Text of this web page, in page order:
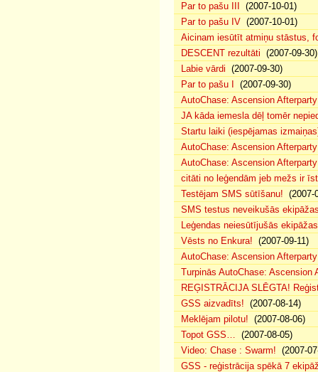
Par to pašu III
(2007-10-01)
Par to pašu IV (2007-10-01)
Aicinam iesūtīt atmiņu stāstus,
DESCENT rezultāti (2007-09-30)
Labie vārdi (2007-09-30)
Par to pašu I
(2007-09-30)
AutoChase: Ascension
JA kāda iemesla dēļ tomēr
Startu laiki (iespējamas
AutoChase: Ascension
AutoChase: Ascension
citāti no leģendām jeb mežs ir
Testējam SMS sūtīšanu! (2007-
SMS testus neveikušās
Leģendas neiesūtījušās ekipāžas
Vēsts no Enkura! (2007-09-11)
AutoChase: Ascension
Turpinās AutoChase: Ascension
REĢISTRĀCIJA SLĒGTA!
GSS aizvadīts! (2007-08-14)
Meklējam pilotu! (2007-08-06)
Topot GSS… (2007-08-05)
Video: Chase : Swarm! (2007-
GSS - reģistrācija spēkā 7